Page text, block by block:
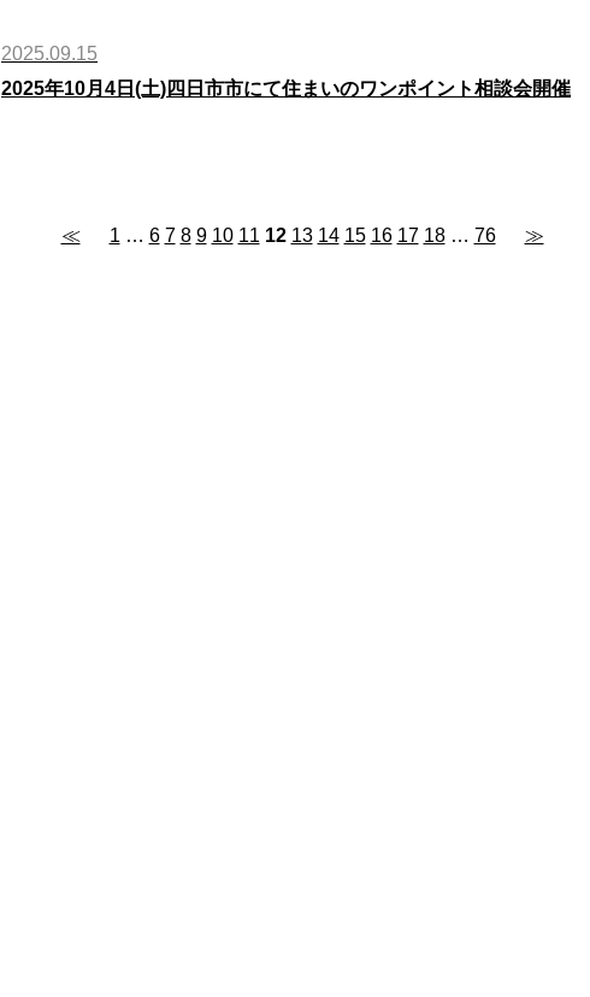
2025.09.15
2025年10月4日(土)四日市市にて住まいのワンポイント相談会開催
≪ 1 … 6 7 8 9 10 11 12 13 14 15 16 17 18 … 76 ≫